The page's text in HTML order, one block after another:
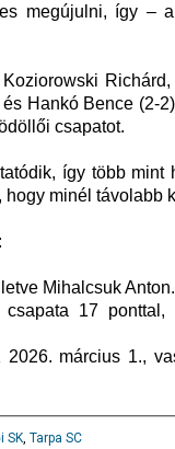
megújulni, így –
Hankó Bence (2-
csapatot.
így több
minél
Mihalcsuk Anton.
17
március 1.,
SK, Tarpa SC